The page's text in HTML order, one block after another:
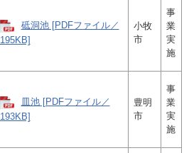
砥洞池 [PDFファイル／
195KB]
小牧
市
事
業
実
施
皿池 [PDFファイル／
193KB]
豊明
市
事
業
実
施